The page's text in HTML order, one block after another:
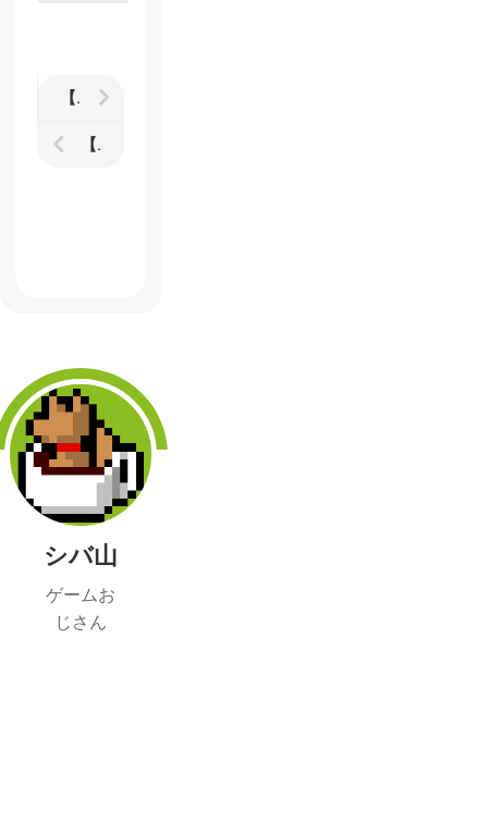
【OlliOlli】シンプル2DスケボーゲームのPS3、PS4、PC版が7月22日に配信予定
【Titanfall】Xbox360版からの参戦者向け ワンポイント初心者講座
シバ山
ゲームお
じさん